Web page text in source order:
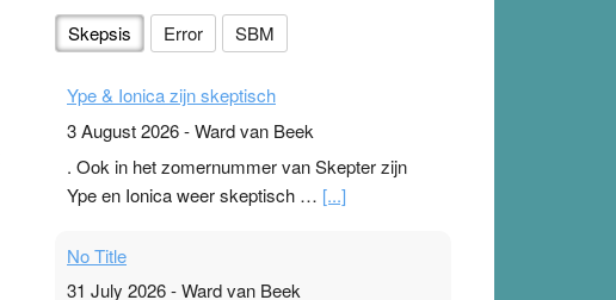
Skepsis Error SBM
Ype & Ionica zijn skeptisch
3 August 2026-Ward van Beek
. Ook in het zomernummer van Skepter zijn
Ype en Ionica weer skeptisch … [...]
No Title
31 July 2026-Ward van Beek